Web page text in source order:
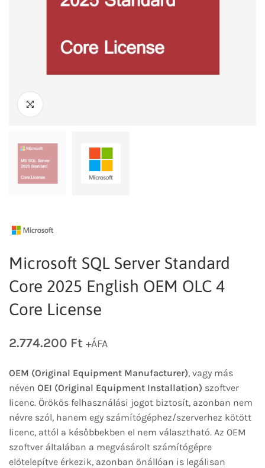
Microsoft SQL Server Standard
Core 2025 English OEM OLC 4
Core License
2.774.200 Ft +ÁFA
OEM (Original Equipment Manufacturer), vagy más
néven OEI (Original Equipment Installation) szoftver
licenc. Örökös felhasználási jogot biztosít, azonban nem
névre szól, hanem egy számítógéphez/szerverhez kötött
licenc, attól a későbbekben el nem választható. Az OEM
szoftver általában a megvásárolt számítógépre
előtelepítve érkezik, azonban önállóan is legálisan